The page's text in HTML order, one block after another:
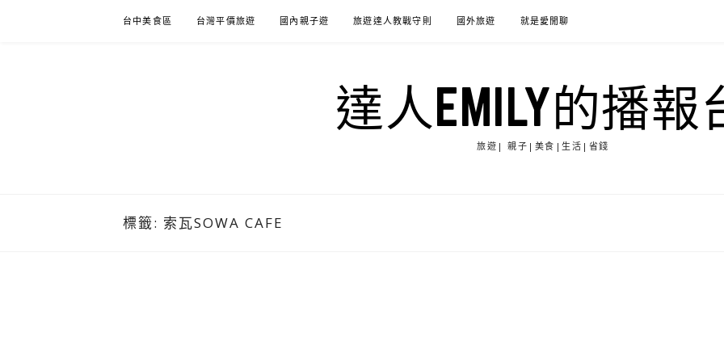
台中美食區 台灣平價旅遊 國內親子遊 旅遊達人教戰守則 國外旅遊 就是愛閒聊
達人EMILY的播報
旅遊| 親子|美食|生活|省錢
標籤: 索瓦SOWA CAFE